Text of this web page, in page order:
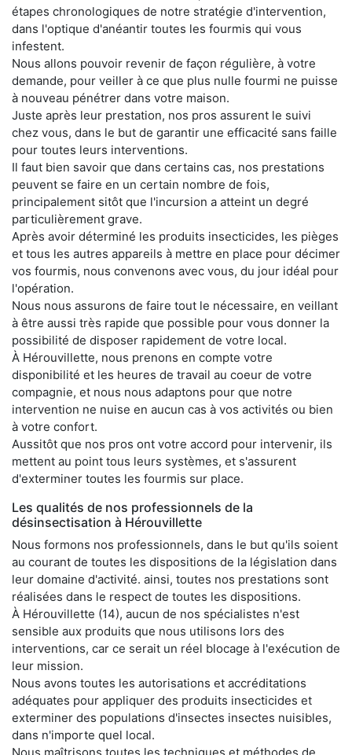
étapes chronologiques de notre stratégie d'intervention,
dans l'optique d'anéantir toutes les fourmis qui vous
infestent.
Nous allons pouvoir revenir de façon régulière, à votre
demande, pour veiller à ce que plus nulle fourmi ne puisse
à nouveau pénétrer dans votre maison.
Juste après leur prestation, nos pros assurent le suivi
chez vous, dans le but de garantir une efficacité sans faille
pour toutes leurs interventions.
Il faut bien savoir que dans certains cas, nos prestations
peuvent se faire en un certain nombre de fois,
principalement sitôt que l'incursion a atteint un degré
particulièrement grave.
Après avoir déterminé les produits insecticides, les pièges
et tous les autres appareils à mettre en place pour décimer
vos fourmis, nous convenons avec vous, du jour idéal pour
l'opération.
Nous nous assurons de faire tout le nécessaire, en veillant
à être aussi très rapide que possible pour vous donner la
possibilité de disposer rapidement de votre local.
À Hérouvillette, nous prenons en compte votre
disponibilité et les heures de travail au coeur de votre
compagnie, et nous nous adaptons pour que notre
intervention ne nuise en aucun cas à vos activités ou bien
à votre confort.
Aussitôt que nos pros ont votre accord pour intervenir, ils
mettent au point tous leurs systèmes, et s'assurent
d'exterminer toutes les fourmis sur place.
Les qualités de nos professionnels de la
désinsectisation à Hérouvillette
Nous formons nos professionnels, dans le but qu'ils soient
au courant de toutes les dispositions de la législation dans
leur domaine d'activité. ainsi, toutes nos prestations sont
réalisées dans le respect de toutes les dispositions.
À Hérouvillette (14), aucun de nos spécialistes n'est
sensible aux produits que nous utilisons lors des
interventions, car ce serait un réel blocage à l'exécution de
leur mission.
Nous avons toutes les autorisations et accréditations
adéquates pour appliquer des produits insecticides et
exterminer des populations d'insectes insectes nuisibles,
dans n'importe quel local.